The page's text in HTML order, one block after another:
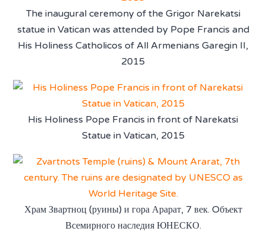
The inaugural ceremony of the Grigor Narekatsi
statue in Vatican was attended by Pope Francis and
His Holiness Catholicos of All Armenians Garegin II,
2015
His Holiness Pope Francis in front of Narekatsi
Statue in Vatican, 2015
Храм Звартноц (руины) и гора Арарат, 7 век. Oбъект
Всемирного наследия ЮНЕСКО.